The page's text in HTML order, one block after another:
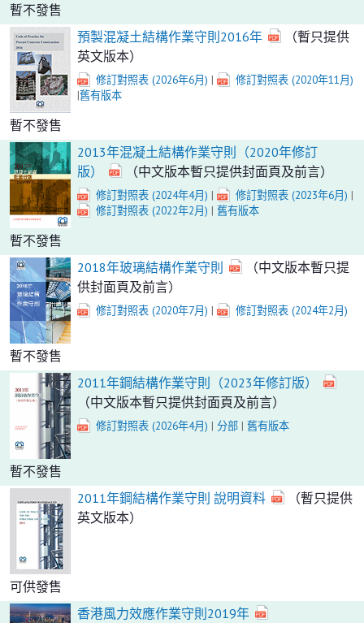
暫不發售
預製混凝土結構作業守則2016年
（暫只提供
英文版本）
修訂對照表 (2026年6月) |
修訂對照表 (2020年11月)
|舊有版本
暫不發售
2013年混凝土結構作業守則（2020年修訂
版）
（中文版本暫只提供封面頁及前言）
修訂對照表 (2024年4月) | 修訂對照表 (2023年6月) |
修訂對照表 (2022年2月) | 舊有版本
暫不發售
2018年玻璃結構作業守則
（中文版本暫只提
供封面頁及前言）
修訂對照表 (2020年7月) | 修訂對照表 (2024年2月)
暫不發售
2011年鋼結構作業守則（2023年修訂版）
（中文版本暫只提供封面頁及前言）
修訂對照表 (2026年4月) | 分部 | 舊有版本
暫不發售
2011年鋼結構作業守則 說明資料
（暫只提供
英文版本）
可供發售
香港風力效應作業守則2019年